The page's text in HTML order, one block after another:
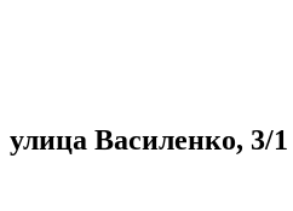
улица Василенко, 3/1